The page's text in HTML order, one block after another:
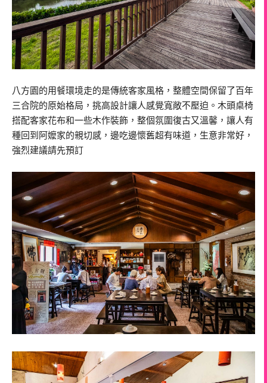
八方園的用餐環境走的是傳統客家風格，整體空間保留了百年
三合院的原始格局，挑高設計讓人感覺寬敞不壓迫。木頭桌椅
搭配客家花布和一些木作裝飾，整個氛圍復古又溫馨，讓人有
種回到阿嬤家的親切感，邊吃邊懷舊超有味道，生意非常好，
強烈建議請先預訂